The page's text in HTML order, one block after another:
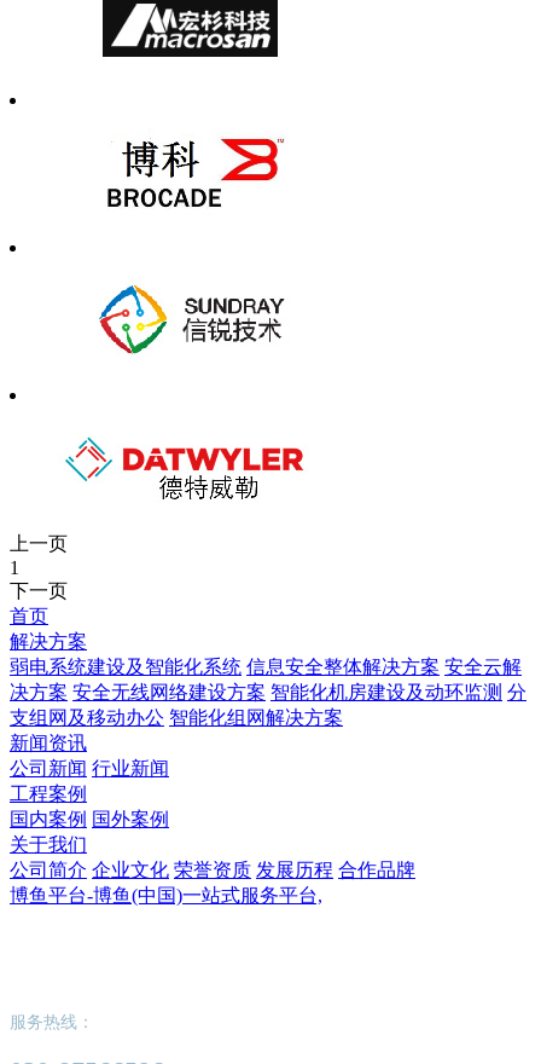
上一页
1
下一页
首页
解决方案
弱电系统建设及智能化系统 信息安全整体解决方案 安全云解
决方案 安全无线网络建设方案 智能化机房建设及动环监测 分
支组网及移动办公 智能化组网解决方案
新闻资讯
公司新闻 行业新闻
工程案例
国内案例 国外案例
关于我们
公司简介 企业文化 荣誉资质 发展历程 合作品牌
博鱼平台-博鱼(中国)一站式服务平台,
服务热线：